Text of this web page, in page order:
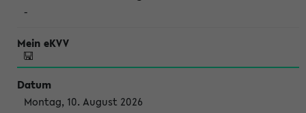
-
Montag, 10. August 2026